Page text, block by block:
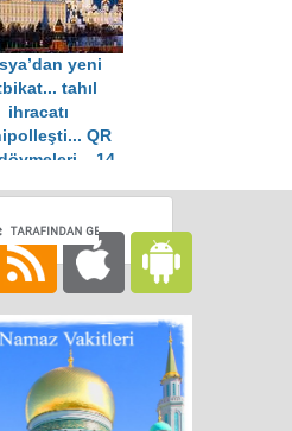
yeni
tahıl
ihracatı
QR
14